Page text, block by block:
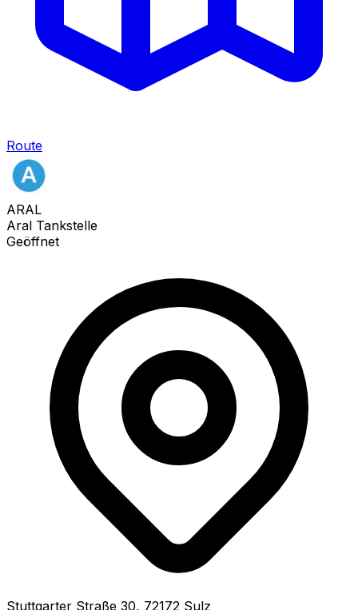
Route
ARAL
Aral Tankstelle
Geöffnet
Stuttgarter Straße 30, 72172 Sulz